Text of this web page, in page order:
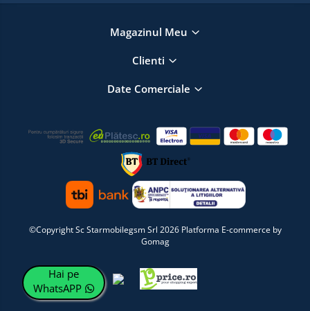
Magazinul Meu
Clienti
Date Comerciale
©Copyright Sc Starmobilegsm Srl 2026 Platforma E-commerce by
Gomag
Hai pe
WhatsAPP